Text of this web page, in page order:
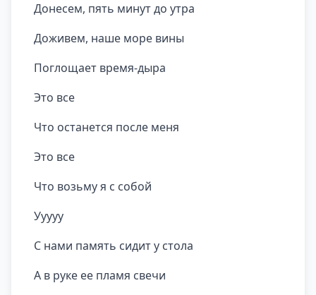
Донесем, пять минут до утра
Доживем, наше море вины
Поглощает время-дыра
Это все
Что останется после меня
Это все
Что возьму я с собой
Ууууу
С нами память сидит у стола
А в руке ее пламя свечи